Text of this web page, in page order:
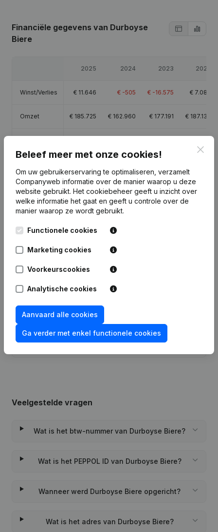
Financiële gegevens van Durboyse
Biere
2025 2024 2023 2022
Winst/Verlies € 11.646 € -505 € -16.575 € 7.086
Omzet € 185.725 € 162.960 € 177.191 € 187.137
Brutomarge €20.042 €8.479 € 2.088 €
Publicatiesvan Durboyse Biere
20-10-2023
Overige Wijzigingen, …) - Wijziging
Benoemingen
01-09-2008
Maatschappelijke Zetel - Kapitaal,
Aandelen - Ontslagnemingen,
Veelgestelde vragen
Wat is het btw-nummer van Durboyse Biere?
Wat is het PEPPOL ID van Durboyse Biere?
Wanneer werd Durboyse Biere opgericht?
Wat is het adres van Durboyse Biere?
Beleef meer met onze cookies!
Om uw gebruikerservaring te optimaliseren, verzamelt
Companyweb informatie over de manier waarop u deze
website gebruikt. Het cookiebeheer geeft u inzicht over
welke informatie het gaat en geeft u controle over de
manier waarop ze wordt gebruikt.
Functionele cookies
Marketing cookies
Voorkeurscookies
Analytische cookies
Aanvaard alle cookies
Ga verder met enkel functionele cookies